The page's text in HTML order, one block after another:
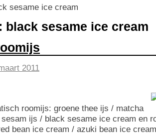
sesame ice cream
black sesame ice cream
2011
roomijs: groene thee ijs / matcha
ijs / black sesame ice cream en
bean ice cream / azuki bean ice